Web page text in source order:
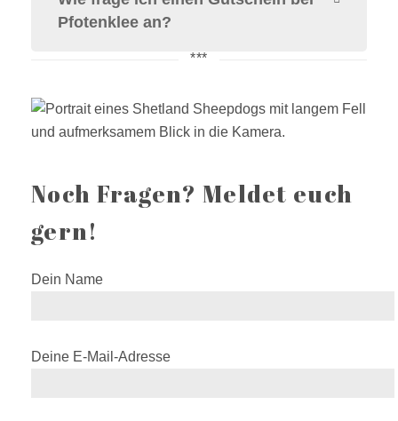
Pfotenklee an?
***
Noch Fragen? Meldet euch
gern!
Dein Name
Deine E-Mail-Adresse